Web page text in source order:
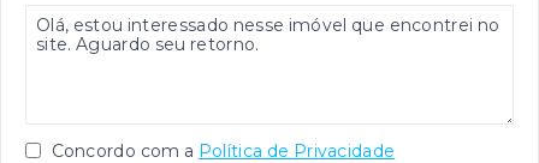
Concordo com a Política de Privacidade